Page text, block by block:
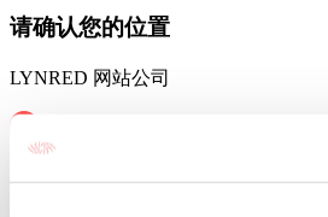
请确认您的位置
LYNRED 网站公司